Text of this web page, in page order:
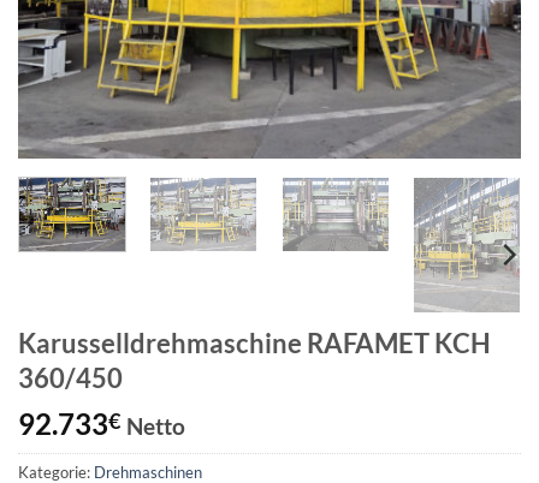
Karusselldrehmaschine RAFAMET KCH
360/450
92.733€ Netto
Kategorie: Drehmaschinen